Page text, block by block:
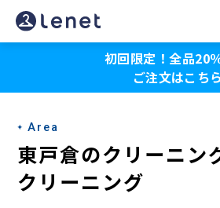
東
戸
の
宅
配
ク
初回限定！全品20
ご注文はこちら
Area
東戸倉のクリーニン
クリーニング